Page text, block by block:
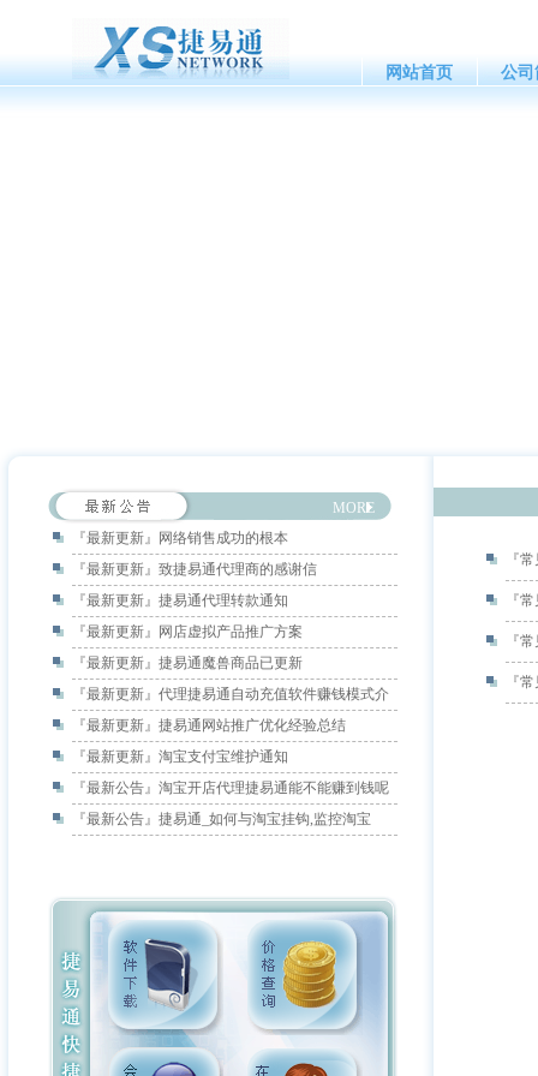
网站首页 公
MORE
『最新更新』
网络销售成功的根本
『最新更新』 致捷易通代理商的感谢信
『最新更新』 捷易通代理转款通知
『最新更新』
网店虚拟产品推广方案
『最新更新』 捷易通魔兽商品已更新
『最新更新』 代理捷易通自动充值软件赚钱模式介
『最新更新』 捷易通网站推广优化经验总结
『最新更新』 淘宝支付宝维护通知
『最新公告』 淘宝开店代理捷易通能不能赚到钱呢
『最新公告』 捷易通_如何与淘宝挂钩,监控淘宝
『
『
『
『